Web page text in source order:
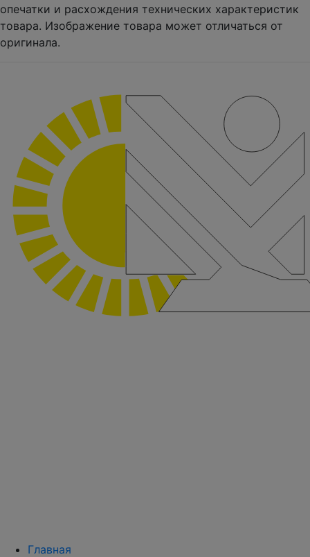
опечатки и расхождения технических характеристик
товара. Изображение товара может отличаться от
оригинала.
Главная